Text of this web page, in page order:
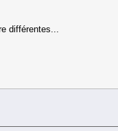
différentes...